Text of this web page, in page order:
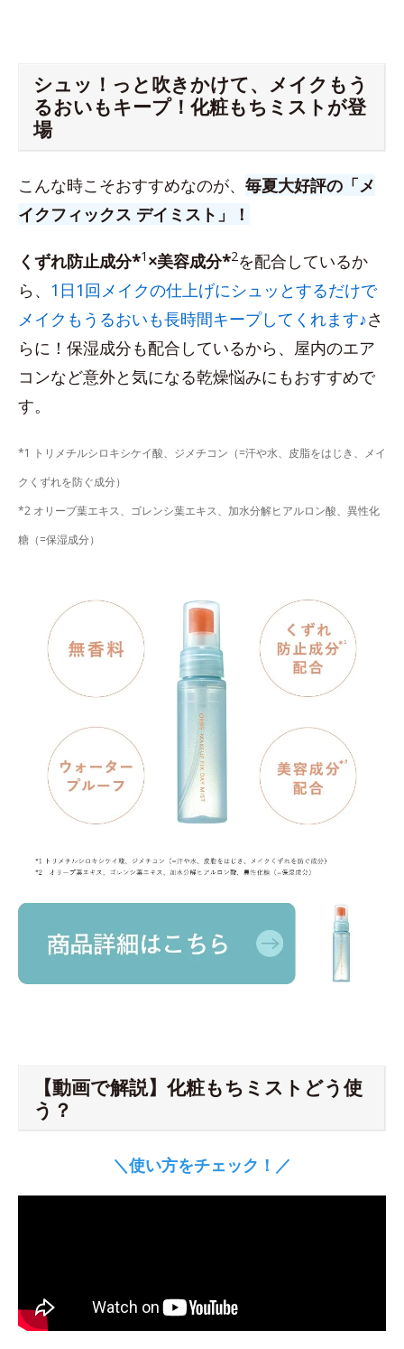
シュッ！っと吹きかけて、メイクもう
るおいもキープ！化粧もちミストが登
場
こんな時こそおすすめなのが、 毎夏大好評の「メ
イクフィックス デイミスト」！
くずれ防止成分*1 ×美容成分*2を配合しているか
ら、 1日1回メイクの仕上げにシュッとするだけで
メイクもうるおいも長時間キープしてくれます♪さ
らに！保湿成分も配合しているから、屋内のエア
コンなど意外と気になる乾燥悩みにもおすすめで
す。
*1 トリメチルシロキシケイ酸、ジメチコン（=汗や水、皮脂をはじき、メイ
クくずれを防ぐ成分）
*2 オリーブ葉エキス、ゴレンシ葉エキス、加水分解ヒアルロン酸、異性化
糖（=保湿成分）
【動画で解説】化粧もちミストどう使
う？
＼使い方をチェック！／